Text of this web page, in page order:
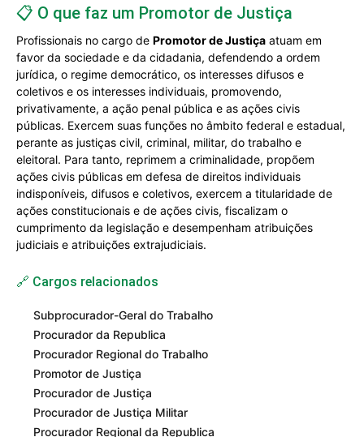
📋 O que faz um Promotor de Justiça
Profissionais no cargo de Promotor de Justiça atuam em
favor da sociedade e da cidadania, defendendo a ordem
jurídica, o regime democrático, os interesses difusos e
coletivos e os interesses individuais, promovendo,
privativamente, a ação penal pública e as ações civis
públicas. Exercem suas funções no âmbito federal e estadual,
perante as justiças civil, criminal, militar, do trabalho e
eleitoral. Para tanto, reprimem a criminalidade, propõem
ações civis públicas em defesa de direitos individuais
indisponíveis, difusos e coletivos, exercem a titularidade de
ações constitucionais e de ações civis, fiscalizam o
cumprimento da legislação e desempenham atribuições
judiciais e atribuições extrajudiciais.
🔗 Cargos relacionados
Subprocurador-Geral do Trabalho
Procurador da Republica
Procurador Regional do Trabalho
Promotor de Justiça
Procurador de Justiça
Procurador de Justiça Militar
Procurador Regional da Republica